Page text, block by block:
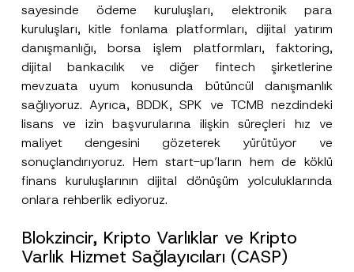
sayesinde ödeme kuruluşları, elektronik para
kuruluşları, kitle fonlama platformları, dijital yatırım
danışmanlığı, borsa işlem platformları, faktoring,
dijital bankacılık ve diğer fintech şirketlerine
mevzuata uyum konusunda bütüncül danışmanlık
sağlıyoruz. Ayrıca, BDDK, SPK ve TCMB nezdindeki
lisans ve izin başvurularına ilişkin süreçleri hız ve
maliyet dengesini gözeterek yürütüyor ve
sonuçlandırıyoruz. Hem start-up’ların hem de köklü
finans kuruluşlarının dijital dönüşüm yolculuklarında
onlara rehberlik ediyoruz.
Blokzincir, Kripto Varlıklar ve Kripto
Varlık Hizmet Sağlayıcıları (CASP)